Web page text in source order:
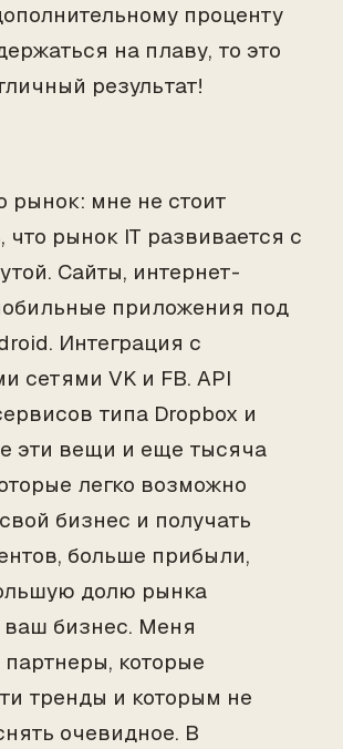
проценту
на плаву, то это
результат!
рынок: мне не стоит
что рынок IT развивается с
Сайты, интернет-
приложения под
Интеграция с
сетями VK и FB. API
типа Dropbox и
эти вещи и еще тысяча
легко возможно
бизнес и получать
больше прибыли,
долю рынка
ваш бизнес. Меня
которые
тренды и которым не
очевидное. В